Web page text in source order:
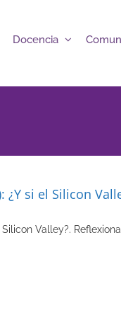
Docencia
¿Y si el Silicon
Valley?.